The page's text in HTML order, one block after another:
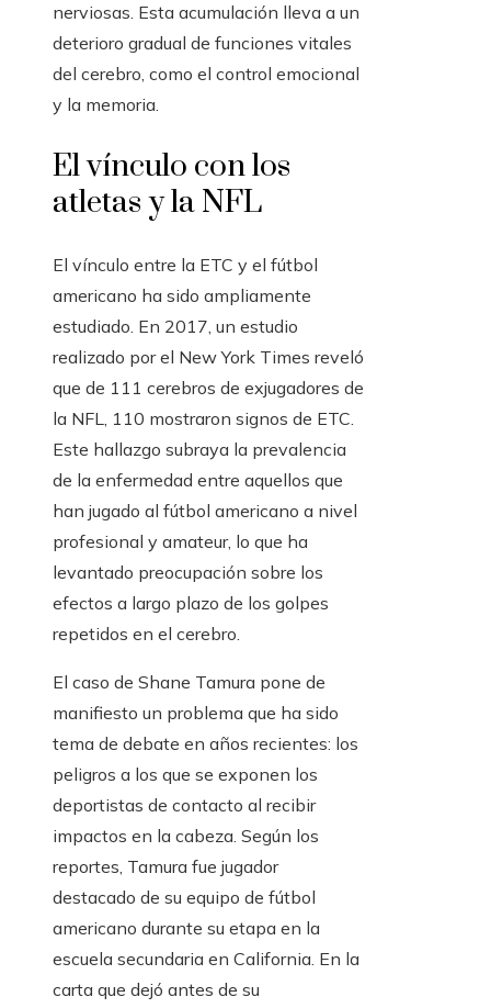
nerviosas. Esta acumulación lleva a un
deterioro gradual de funciones vitales
del cerebro, como el control emocional
y la memoria.
El vínculo con los
atletas y la NFL
El vínculo entre la ETC y el fútbol
americano ha sido ampliamente
estudiado. En 2017, un estudio
realizado por el New York Times reveló
que de 111 cerebros de exjugadores de
la NFL, 110 mostraron signos de ETC.
Este hallazgo subraya la prevalencia
de la enfermedad entre aquellos que
han jugado al fútbol americano a nivel
profesional y amateur, lo que ha
levantado preocupación sobre los
efectos a largo plazo de los golpes
repetidos en el cerebro.
El caso de Shane Tamura pone de
manifiesto un problema que ha sido
tema de debate en años recientes: los
peligros a los que se exponen los
deportistas de contacto al recibir
impactos en la cabeza. Según los
reportes, Tamura fue jugador
destacado de su equipo de fútbol
americano durante su etapa en la
escuela secundaria en California. En la
carta que dejó antes de su